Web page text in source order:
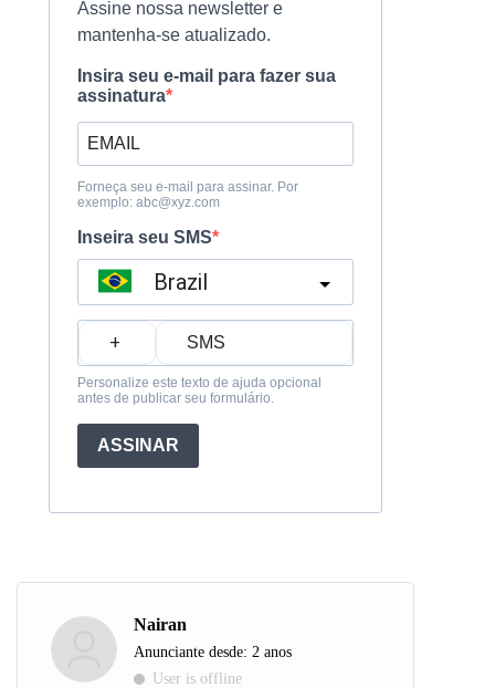
Assine nossa newsletter e
mantenha-se atualizado.
Insira seu e-mail para fazer sua
assinatura
Forneça seu e-mail para assinar. Por
exemplo: abc@xyz.com
Inseira seu SMS
Brazil
Personalize este texto de ajuda opcional
antes de publicar seu formulário.
ASSINAR
Nairan
Anunciante desde: 2 anos
User is offline